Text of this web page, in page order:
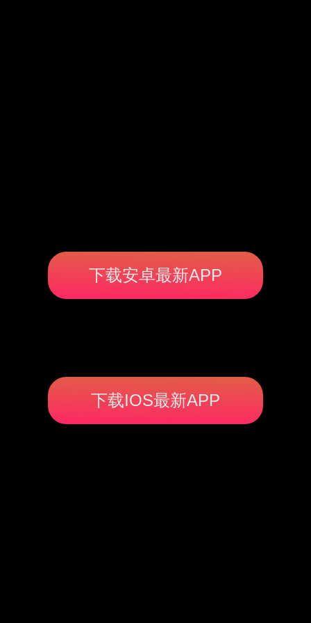
下载安卓最新APP
下载IOS最新APP